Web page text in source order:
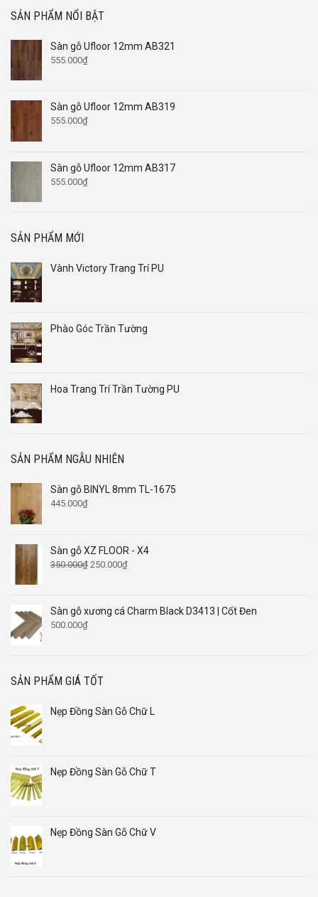
SẢN PHẨM NỔI BẬT
Sàn gỗ Ufloor 12mm AB321
555.000₫
Sàn gỗ Ufloor 12mm AB319
555.000₫
Sàn gỗ Ufloor 12mm AB317
555.000₫
SẢN PHẨM MỚI
Vành Victory Trang Trí PU
Phào Góc Trần Tường
Hoa Trang Trí Trần Tường PU
SẢN PHẨM NGẪU NHIÊN
Sàn gỗ BINYL 8mm TL-1675
445.000₫
Sàn gỗ XZ FLOOR - X4
350.000₫ Giá
250.000₫Giá
250.000₫.
Sàn gỗ xương cá Charm Black D3413 | Cốt Đen
500.000₫
SẢN PHẨM GIÁ TỐT
Nẹp Đồng Sàn Gỗ Chữ L
Nẹp Đồng Sàn Gỗ Chữ T
Nẹp Đồng Sàn Gỗ Chữ V